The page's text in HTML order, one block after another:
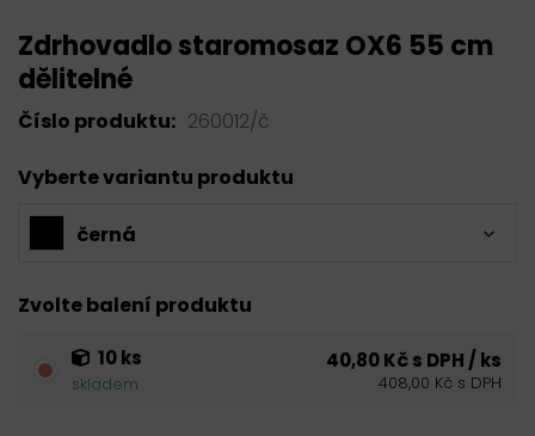
Zdrhovadlo staromosaz OX6 55 cm
dělitelné
Číslo produktu: 260012/č
Vyberte variantu produktu
černá
Zvolte balení produktu
10 ks
skladem
40,80 Kč s DPH / ks
408,00 Kč s DPH